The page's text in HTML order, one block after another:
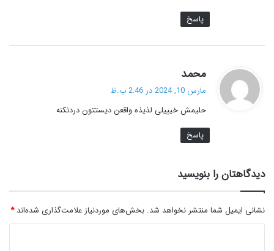
پاسخ
محمد
ف
:
مارس 10, 2024 در 2:46 ب.ظ
حلیمش خیییلی لذیذه واقعن دیستتون دردنکنه
پاسخ
دیدگاهتان را بنویسید
نشانی ایمیل شما منتشر نخواهد شد. بخش‌های موردنیاز علامت‌گذاری شده‌اند*